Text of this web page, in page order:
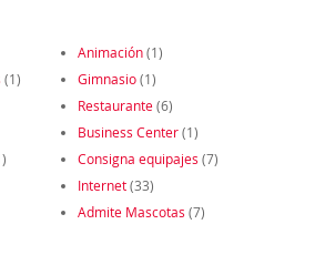
Animación(1)
(1) Gimnasio(1)
Restaurante(6)
Business Center(1)
Consigna equipajes (7)
Internet(33)
Admite Mascotas (7)